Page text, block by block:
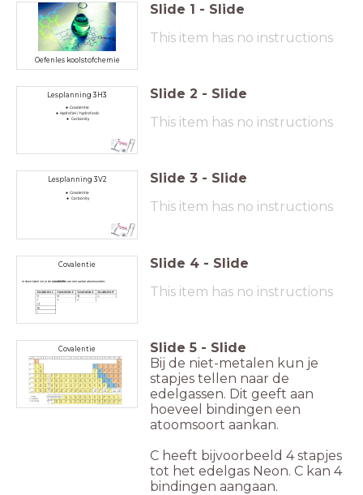
Oefenles koolstofchemie
Slide 1 - Slide
This item has no instructions
Lesplanning 3H3
Covalentie
Hydrofiel / hydrofoob
Carbonity
Slide 2 - Slide
This item has no instructions
Lesplanning 3V2
Covalentie
Carbonity
Slide 3 - Slide
This item has no instructions
Covalentie
In deze tabel zie je de covalentie van een aantal atoomsoorten:
Slide 4 - Slide
This item has no instructions
Covalentie Slide 5 - Slide
Bij de niet-metalen kun je
stapjes tellen naar de
edelgassen. Dit geeft aan
hoeveel bindingen een
atoomsoort aankan.
C heeft bijvoorbeeld 4 stapjes
tot het edelgas Neon. C kan 4
bindingen aangaan.